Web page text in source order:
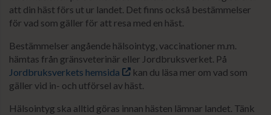
att din häst förs ut ur landet. Det finns också bestämmelser
för vad som gäller för att resa med en häst.
Bestämmelser angående hälsointyg, vaccinationer m.m.
hämtas från gränsveterinär eller Jordbruksverket. På
Jordbruksverkets hemsida
kan du läsa mer om vad som
gäller vid in- och utförsel av häst.
Hälsointyg ska alltid göras innan hästen lämnar landet. Tänk